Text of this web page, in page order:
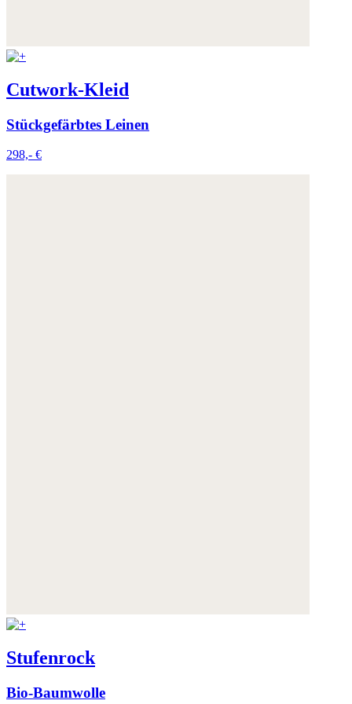
Cutwork-Kleid
Stückgefärbtes Leinen
298,- €
Stufenrock
Bio-Baumwolle